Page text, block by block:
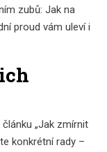
zubů: Jak na
proud vám uleví i
„Jak zmírnit
konkrétní rady –